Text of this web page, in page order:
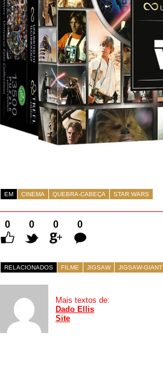
EM CINEMA QUEBRA-CABEÇA STAR WARS
0 0 0
0
Comentários
RELACIONADOS FILME JIGSAW JIGSAW-GIANT
Mais textos de:
Dado Ellis
Site